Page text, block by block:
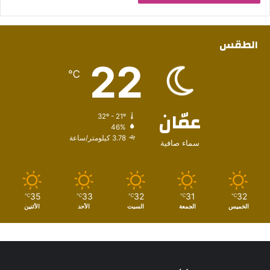
الطقس
عمّان
سماء صافية
22
℃
32º - 21º
46%
3.78 كيلومتر/ساعة
32
℃
الخميس
31
℃
الجمعة
32
℃
السبت
33
℃
الأحد
35
℃
الأثنين